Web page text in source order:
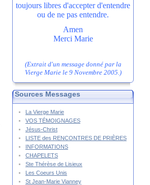
toujours libres d'accepter d'entendre
ou de ne pas entendre.
Amen
Merci Marie
(Extrait d'un message donné par la
Vierge Marie le 9 Novembre 2005.)
Sources Messages
La Vierge Marie
VOS TÉMOIGNAGES
Jésus-Christ
LISTE des RENCONTRES DE PRIÈRES
INFORMATIONS
CHAPELETS
Ste Thérèse de Lisieux
Les Coeurs Unis
St Jean-Marie Vianney